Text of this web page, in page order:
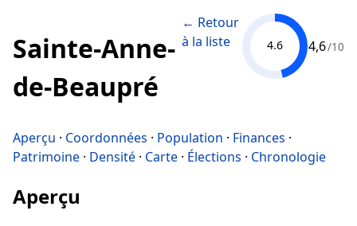
Sainte-Anne-
de-Beaupré
← Retour
à la liste
4.6 4,6/10
Aperçu · Coordonnées · Population · Finances ·
Patrimoine · Densité · Carte · Élections · Chronologie
Aperçu